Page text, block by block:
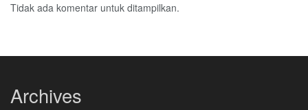
Tidak ada komentar untuk ditampilkan.
Archives